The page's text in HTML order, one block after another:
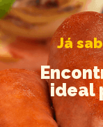
Já
ideal